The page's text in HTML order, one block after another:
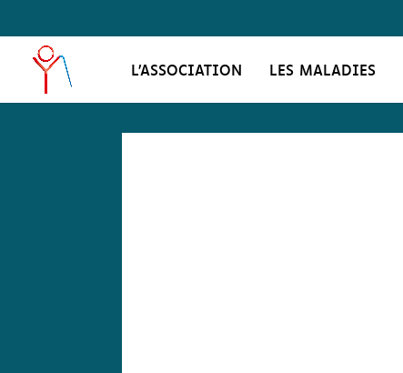
to
content
L’ASSOCIATION LES MALADIES